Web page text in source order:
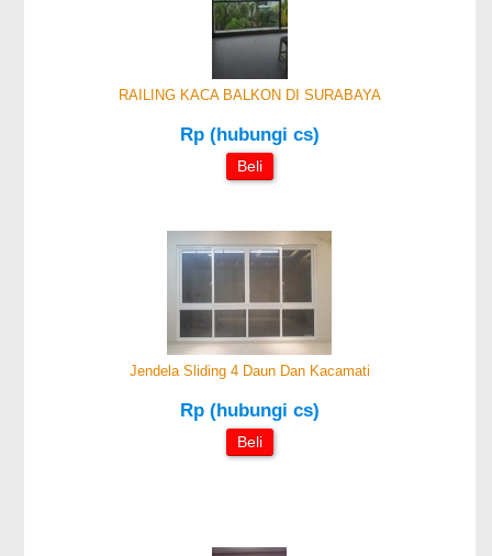
RAILING KACA BALKON DI SURABAYA
Rp (hubungi cs)
Beli
Jendela Sliding 4 Daun Dan Kacamati
Rp (hubungi cs)
Beli